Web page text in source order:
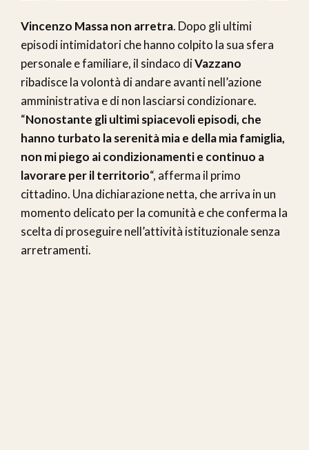
Vincenzo Massa non arretra. Dopo gli ultimi
episodi intimidatori che hanno colpito la sua sfera
personale e familiare, il sindaco diVazzano
ribadisce la volontà di andare avanti nell’azione
amministrativa e di non lasciarsi condizionare.
“Nonostante gli ultimi spiacevoli episodi, che
hanno turbato la serenità mia e della mia famiglia,
non mi piego ai condizionamenti e continuo a
lavorare per il territorio“, afferma il primo
cittadino. Una dichiarazione netta, che arriva in un
momento delicato per la comunità e che conferma la
scelta di proseguire nell’attività istituzionale senza
arretramenti.